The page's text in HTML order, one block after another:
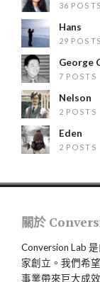
36 POSTS
Hans
29 POSTS
George
7 POSTS
Nelson
2 POSTS
Eden
2 POSTS
關於
Conversion Lab
家創立。我們希
事業帶來巨大成